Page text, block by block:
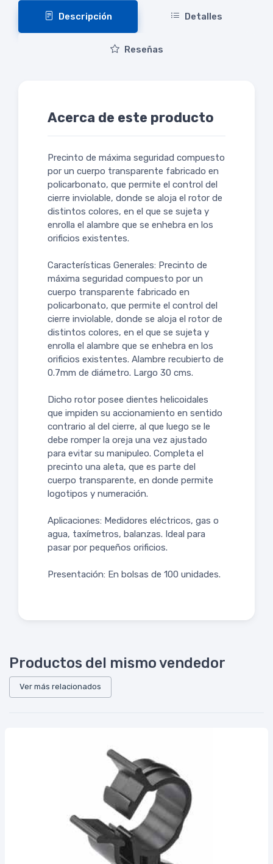
Descripción Detalles
Reseñas
Acerca de este producto
Precinto de máxima seguridad compuesto
por un cuerpo transparente fabricado en
policarbonato, que permite el control del
cierre inviolable, donde se aloja el rotor de
distintos colores, en el que se sujeta y
enrolla el alambre que se enhebra en los
orificios existentes.
Características Generales: Precinto de
máxima seguridad compuesto por un
cuerpo transparente fabricado en
policarbonato, que permite el control del
cierre inviolable, donde se aloja el rotor de
distintos colores, en el que se sujeta y
enrolla el alambre que se enhebra en los
orificios existentes. Alambre recubierto de
0.7mm de diámetro. Largo 30 cms.
Dicho rotor posee dientes helicoidales
que impiden su accionamiento en sentido
contrario al del cierre, al que luego se le
debe romper la oreja una vez ajustado
para evitar su manipuleo. Completa el
precinto una aleta, que es parte del
cuerpo transparente, en donde permite
logotipos y numeración.
Aplicaciones: Medidores eléctricos, gas o
agua, taxímetros, balanzas. Ideal para
pasar por pequeños orificios.
Presentación: En bolsas de 100 unidades.
Productos del mismo vendedor
Ver más relacionados